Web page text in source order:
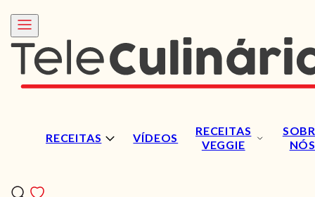
RECEITAS VÍDEOS
RECEITAS
VEGGIE
NÓS